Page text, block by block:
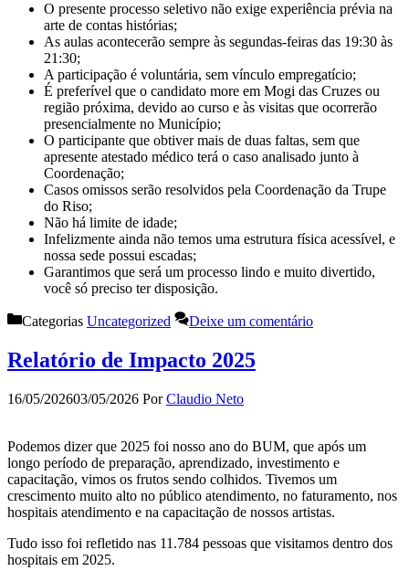
O presente processo seletivo não exige experiência prévia na
arte de contas histórias;
As aulas acontecerão sempre às segundas-feiras das 19:30 às
21:30;
A participação é voluntária, sem vínculo empregatício;
É preferível que o candidato more em Mogi das Cruzes ou
região próxima, devido ao curso e às visitas que ocorrerão
presencialmente no Município;
O participante que obtiver mais de duas faltas, sem que
apresente atestado médico terá o caso analisado junto à
Coordenação;
Casos omissos serão resolvidos pela Coordenação da Trupe
do Riso;
Não há limite de idade;
Infelizmente ainda não temos uma estrutura física acessível, e
nossa sede possui escadas;
Garantimos que será um processo lindo e muito divertido,
você só preciso ter disposição.
Categorias Uncategorized Deixe um comentário
Relatório de Impacto 2025
16/05/202603/05/2026 PorClaudio Neto
Podemos dizer que 2025 foi nosso ano do BUM, que após um
longo período de preparação, aprendizado, investimento e
capacitação, vimos os frutos sendo colhidos. Tivemos um
crescimento muito alto no público atendimento, no faturamento, nos
hospitais atendimento e na capacitação de nossos artistas.
Tudo isso foi refletido nas 11.784 pessoas que visitamos dentro dos
hospitais em 2025.